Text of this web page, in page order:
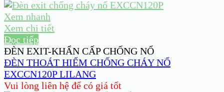
Xem nhanh
Xem chi tiết
Đọc tiếp
ĐÈN EXIT-KHẨN CẤP CHỐNG NỔ
ĐÈN THOÁT HIỂM CHỐNG CHÁY NỔ
EXCCN120P LILANG
Vui lòng liên hệ để có giá tốt